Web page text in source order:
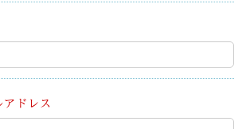
アドレス